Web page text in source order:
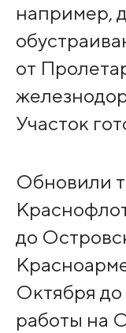
например,
от
Участок
Обновили
до
Октября
работы на